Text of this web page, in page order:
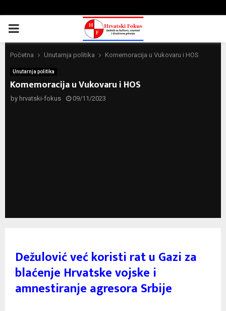
PRIMARY
MENU
Početna Unutarnja politika Komemoracija u Vukovaru i HOS
Unutarnja politika
Komemoracija u Vukovaru i HOS
by hrvatski-fokus 09/11/2023
Dežulović već koristi rat u Gazi za
blaćenje Hrvatske vojske i
amnestiranje agresora Srbije